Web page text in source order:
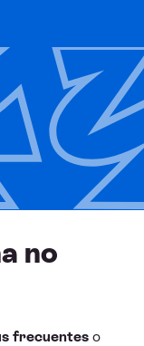
no
frecuentes o